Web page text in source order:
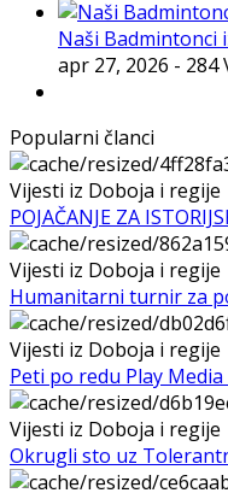
Naši Badmintonci
apr 27, 2026 - 284
Popularni članci
Vijesti iz Doboja i regije
POJAČANJE ZA
Vijesti iz Doboja i regije
Humanitarni turnir za
Vijesti iz Doboja i regije
Peti po redu Play Media
Vijesti iz Doboja i regije
Okrugli sto uz